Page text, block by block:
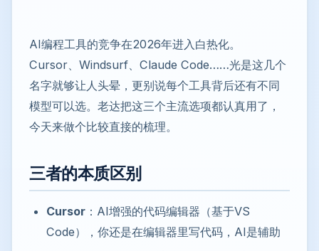
AI编程工具的竞争在2026年进入白热化。
Cursor、Windsurf、Claude Code……光是这几个
名字就够让人头晕，更别说每个工具背后还有不同
模型可以选。老达把这三个主流选项都认真用了，
今天来做个比较直接的梳理。
三者的本质区别
Cursor ：AI增强的代码编辑器（基于VS
Code），你还是在编辑器里写代码，AI是辅助